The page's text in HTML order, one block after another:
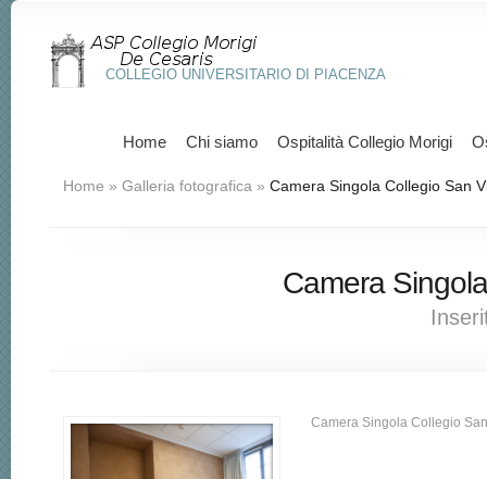
COLLEGIO UNIVERSITARIO DI PIACENZA
Home Chi siamo Ospitalità Collegio Morigi
Home » Galleria fotografica » Camera Singola Collegio San
Camera
Camera Singola Collegio